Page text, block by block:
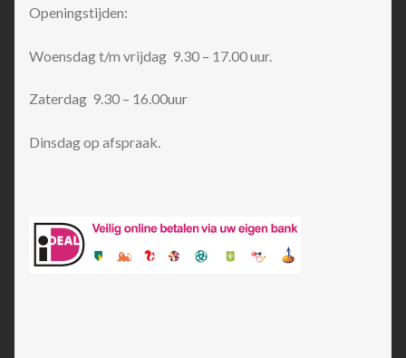
Openingstijden:
Woensdag t/m vrijdag 9.30 – 17.00 uur.
Zaterdag 9.30 – 16.00uur
Dinsdag op afspraak.